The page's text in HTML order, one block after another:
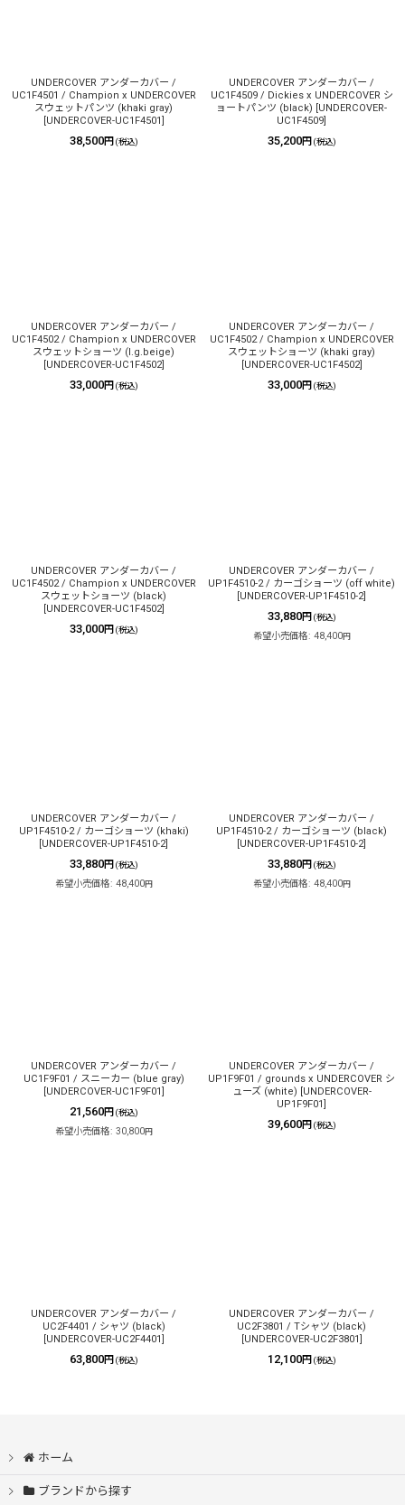
UNDERCOVER アンダーカバー /
UC1F4501 / Champion x UNDERCOVER
スウェットパンツ (khaki gray)
UNDERCOVER-UC1F4501
38,500円 (税込)
UNDERCOVER アンダーカバー /
UC1F4509 / Dickies x UNDERCOVER シ
ョートパンツ (black)
UNDERCOVER-
UC1F4509
35,200円 (税込)
UNDERCOVER アンダーカバー /
UC1F4502 / Champion x UNDERCOVER
スウェットショーツ (l.g.beige)
UNDERCOVER-UC1F4502]
33,000円 (税込)
UNDERCOVER アンダーカバー /
UC1F4502 / Champion x UNDERCOVER
スウェットショーツ (khaki gray)
UNDERCOVER-UC1F4502]
33,000円 (税込)
UNDERCOVER アンダーカバー /
UC1F4502 / Champion x UNDERCOVER
スウェットショーツ (black)
UNDERCOVER-UC1F4502]
33,000円 (税込)
UNDERCOVER アンダーカバー /
UP1F4510-2 / カーゴショーツ (off white)
UNDERCOVER-UP1F4510-2]
33,880円 (税込)
希望小売価格: 48,400円
UNDERCOVER アンダーカバー /
UP1F4510-2 / カーゴショーツ (khaki)
UNDERCOVER-UP1F4510-2]
33,880円 (税込)
希望小売価格: 48,400円
UNDERCOVER アンダーカバー /
UP1F4510-2 / カーゴショーツ (black)
UNDERCOVER-UP1F4510-2]
33,880円 (税込)
希望小売価格: 48,400円
UNDERCOVER アンダーカバー /
UC1F9F01 / スニーカー (blue gray)
UNDERCOVER-UC1F9F01
21,560円 (税込)
希望小売価格: 30,800円
UNDERCOVER アンダーカバー /
UP1F9F01 / grounds x UNDERCOVER シ
ューズ (white)
UNDERCOVER-
UP1F9F01
39,600円 (税込)
UNDERCOVER アンダーカバー /
UC2F4401 / シャツ (black)
UNDERCOVER-UC2F4401
63,800円 (税込)
UNDERCOVER アンダーカバー /
UC2F3801 / Tシャツ (black)
UNDERCOVER-UC2F3801
12,100円 (税込)
ホーム
ブランドから探す